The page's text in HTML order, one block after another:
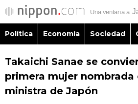
Política
Política Economía Sociedad
Takaichi Sanae se
primera mujer nombrada
ministra de Japón